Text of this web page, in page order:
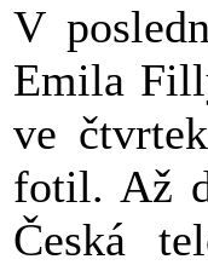
V
Emila
ve
fotil. Až
Česká